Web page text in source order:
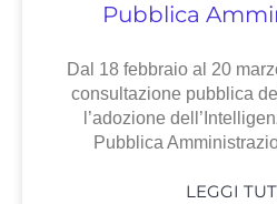
Pubblica
Dal 18 febbraio al 20
consultazione pubblica
l’adozione
Pubblica
LEGGI